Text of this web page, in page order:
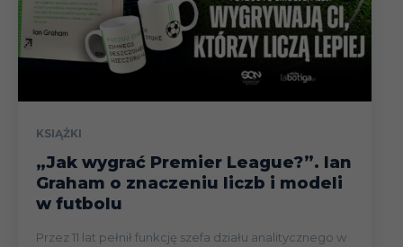
KSIĄŻKI
„Jak wygrać Premier League?”. Ian
Graham o znaczeniu liczb i modeli
w futbolu
Przez 11 lat pełnił funkcję szefa działu analitycznego w